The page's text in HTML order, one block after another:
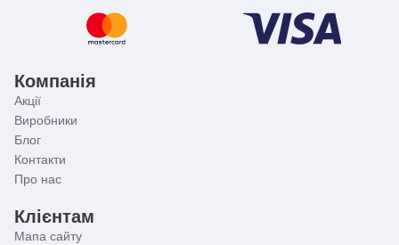
Компанія
Акції
Виробники
Блог
Контакти
Про нас
Клієнтам
Мапа сайту